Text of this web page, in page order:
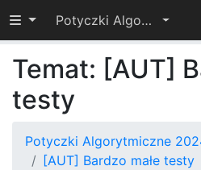
Przełącz widoczność menu
Potyczki Algorytmiczne 2024
Temat: [AUT]
testy
Potyczki Algorytmiczne
[AUT] Bardzo małe testy